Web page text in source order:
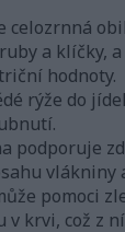
celozrnná
a klíčky,
hodnoty.
rýže do
podporuje
vlákniny
pomoci
v krvi, což z